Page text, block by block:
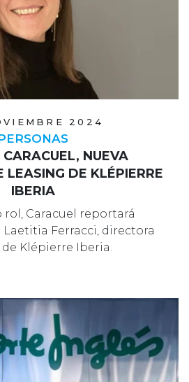
2024
NUEVA
LEASING DE KLÉPIERRE
IBERIA
rol, Caracuel reportará
Ferracci, directora
Klépierre Iberia.